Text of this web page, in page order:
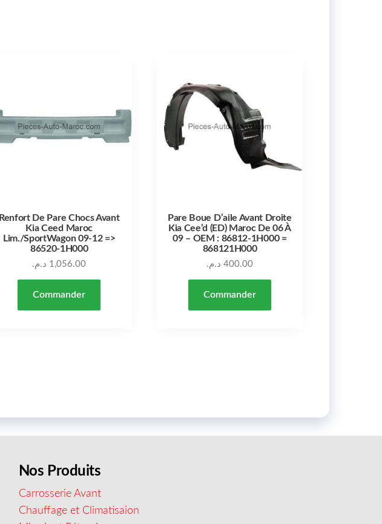
Renfort De Pare Chocs Avant
Kia Ceed Maroc
Lim./SportWagon 09-12 =>
86520-1H000
1,056.00 د.م.
Commander
Pare Boue D’aile Avant Droite
Kia Cee’d (ED) Maroc De 06 À
09 – OEM : 86812-1H000 =
868121H000
400.00 د.م.
Commander
Nos Produits
Carrosserie Avant
Chauffage et Climatisaion